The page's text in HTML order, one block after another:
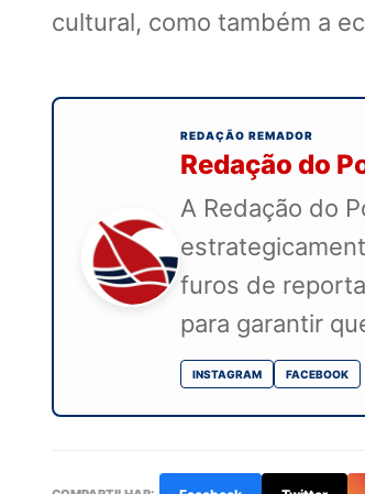
cultural, como também a
REDAÇÃO REMADOR
Redação do
A Redação do
furos de
para garantir
INSTAGRAM FACEBOOK